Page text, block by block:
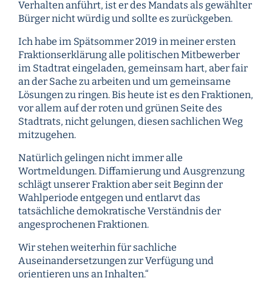
Verhalten anführt, ist er des Mandats als gewählter
Bürger nicht würdig und sollte es zurückgeben.
Ich habe im Spätsommer 2019 in meiner ersten
Fraktionserklärung alle politischen Mitbewerber
im Stadtrat eingeladen, gemeinsam hart, aber fair
an der Sache zu arbeiten und um gemeinsame
Lösungen zu ringen. Bis heute ist es den Fraktionen,
vor allem auf der roten und grünen Seite des
Stadtrats, nicht gelungen, diesen sachlichen Weg
mitzugehen.
Natürlich gelingen nicht immer alle
Wortmeldungen. Diffamierung und Ausgrenzung
schlägt unserer Fraktion aber seit Beginn der
Wahlperiode entgegen und entlarvt das
tatsächliche demokratische Verständnis der
angesprochenen Fraktionen.
Wir stehen weiterhin für sachliche
Auseinandersetzungen zur Verfügung und
orientieren uns an Inhalten.“